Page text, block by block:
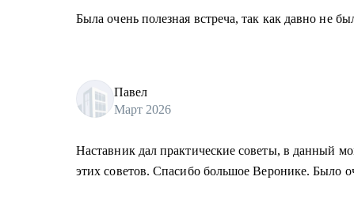
Была очень полезная встреча, так как давно не
Павел
Март 2026
Наставник дал практические советы, в данный
этих советов. Спасибо большое Веронике. Было